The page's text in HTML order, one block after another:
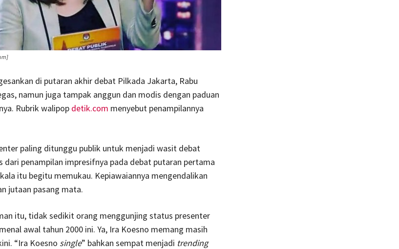
di putaran akhir debat Pilkada Jakarta, Rabu
namun juga tampak anggun dan modis dengan paduan
Rubrik walipop detik.com menyebut penampilannya
paling ditunggu publik untuk menjadi wasit debat
dari penampilan impresifnya pada debat putaran pertama
itu begitu memukau. Kepiawaiannya mengendalikan
jutaan pasang mata.
itu, tidak sedikit orang menggunjing status presenter
awal tahun 2000 ini. Ya, Ira Koesno memang masih
“Ira Koesno single” bahkan sempat menjadi trending